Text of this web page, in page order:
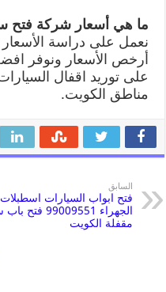
ما هي أسعار شركة فتح
نعمل على دراسة الأسعار
أرخص الأسعار ونوفر
على توريد اقفال
مناطق الكويت.
السابق
فتح ابواب السيارات اسطبلات
الجهراء 99009551
مقفلة الكويت